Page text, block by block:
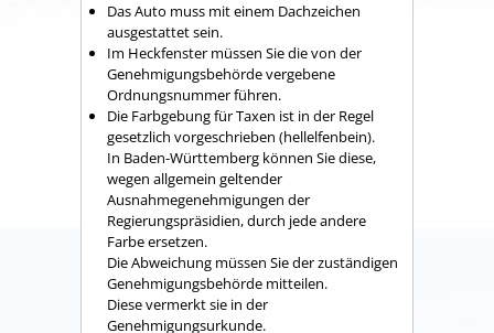
Das Auto muss mit einem Dachzeichen
ausgestattet sein.
Im Heckfenster müssen Sie die von der
Genehmigungsbehörde vergebene
Ordnungsnummer führen.
Die Farbgebung für Taxen ist in der Regel
gesetzlich vorgeschrieben (hellelfenbein).
In Baden-Württemberg können Sie diese,
wegen allgemein geltender
Ausnahmegenehmigungen der
Regierungspräsidien, durch jede andere
Farbe ersetzen.
Die Abweichung müssen Sie der zuständigen
Genehmigungsbehörde mitteilen.
Diese vermerkt sie in der
Genehmigungsurkunde.